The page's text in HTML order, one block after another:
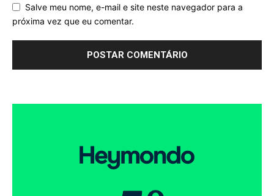
Salve meu nome, e-mail e site neste navegador para a
próxima vez que eu comentar.